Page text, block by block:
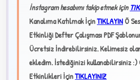
İnstagram hesabımı takip etmek için
Kanalıma Katılmak İçinTIKLAYINÖ
Etkinliği Defter Çalışması PDF
Ücretsiz İndirebilirsiniz. Kelimesiz
ekledim. İstediğinizi kullanabilirsiniz :)
Etkinlikleri İçinTIKLAYINIZ
★